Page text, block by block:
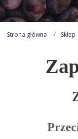
Strona główna Sklep